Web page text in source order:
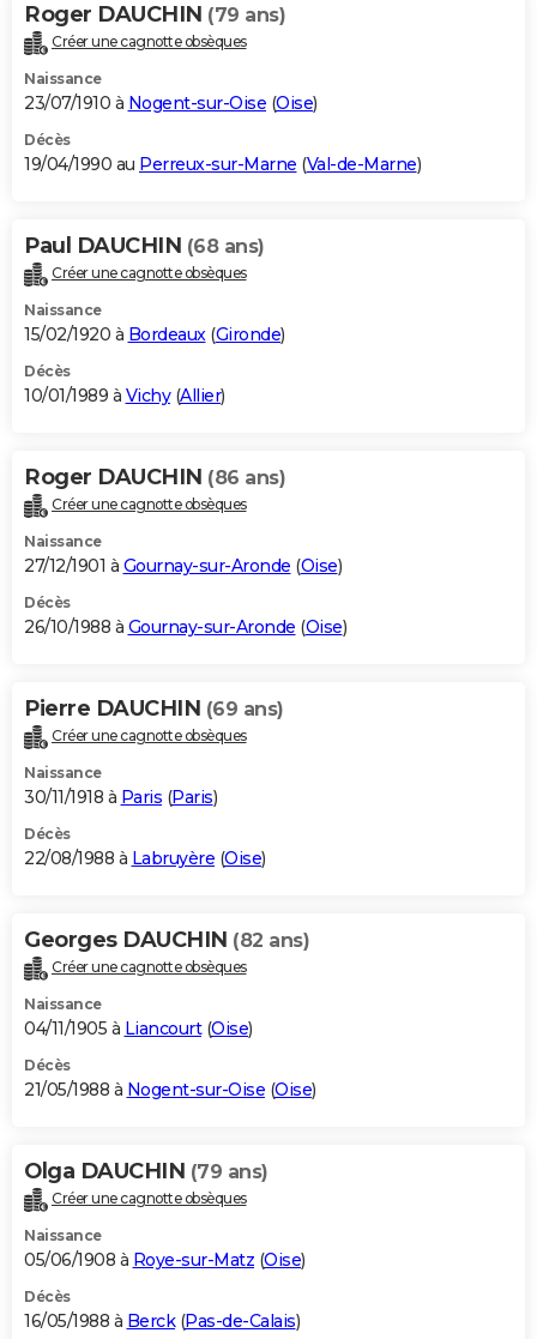
Roger DAUCHIN (79 ans)
Créer une cagnotte obsèques
Naissance
23/07/1910 à Nogent-sur-Oise (Oise)
Décès
19/04/1990 au Perreux-sur-Marne (Val-de-Marne)
Paul DAUCHIN (68 ans)
Créer une cagnotte obsèques
Naissance
15/02/1920 à Bordeaux(Gironde)
Décès
10/01/1989 à Vichy(Allier)
Roger DAUCHIN (86 ans)
Créer une cagnotte obsèques
Naissance
27/12/1901 à Gournay-sur-Aronde (Oise)
Décès
26/10/1988 à Gournay-sur-Aronde (Oise)
Pierre DAUCHIN (69 ans)
Créer une cagnotte obsèques
Naissance
30/11/1918 à Paris (Paris)
Décès
22/08/1988 à Labruyère (Oise)
Georges DAUCHIN (82 ans)
Créer une cagnotte obsèques
Naissance
04/11/1905 à Liancourt(Oise)
Décès
21/05/1988 à Nogent-sur-Oise (Oise)
Olga DAUCHIN (79 ans)
Créer une cagnotte obsèques
Naissance
05/06/1908 à Roye-sur-Matz (Oise)
Décès
16/05/1988 à Berck(Pas-de-Calais)